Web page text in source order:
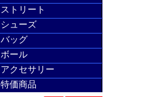
ストリート
シューズ
バッグ
ボール
アクセサリー
特価商品